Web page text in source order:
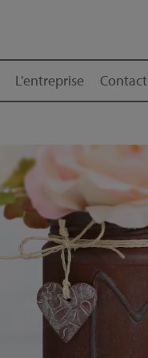
L'entreprise Contact